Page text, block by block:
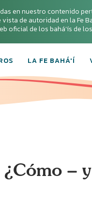
en nuestro contenido
de autoridad en la Fe
oficial de los bahá’ís de
LA FE BAHÁ'Í
¿Cómo –